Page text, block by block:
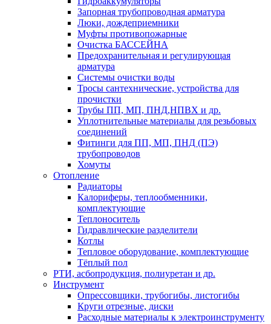
Запорная трубопроводная арматура
Люки, дождеприемники
Муфты противопожарные
Очистка БАССЕЙНА
Предохранительная и регулирующая
арматура
Системы очистки воды
Тросы сантехнические, устройства для
прочистки
Трубы ПП, МП, ПНД,НПВХ и др.
Уплотнительные материалы для резьбовых
соединений
Фитинги для ПП, МП, ПНД (ПЭ)
трубопроводов
Хомуты
Отопление
Радиаторы
Калориферы, теплообменники,
комплектующие
Теплоноситель
Гидравлические разделители
Котлы
Тепловое оборудование, комплектующие
Тёплый пол
РТИ, асбопродукция, полиуретан и др.
Инструмент
Опрессовщики, трубогибы, листогибы
Круги отрезные, диски
Расходные материалы к электроинструменту